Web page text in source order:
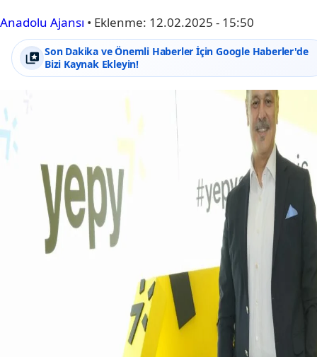
Anadolu Ajansı • Eklenme: 12.02.2025 - 15:50
Son Dakika ve Önemli Haberler İçin Google Haberler'de
Bizi Kaynak Ekleyin!